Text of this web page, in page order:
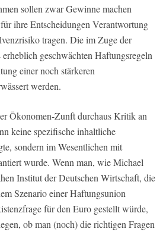
sollen zwar Gewinne machen
ihre Entscheidungen Verantwortung
tragen. Die im Zuge der
geschwächten Haftungsregeln
einer noch stärkeren
werden.
Ökonomen-Zunft durchaus Kritik an
keine spezifische inhaltliche
sondern im Wesentlichen mit
wurde. Wenn man, wie Michael
Institut der Deutschen Wirtschaft, die
Szenario einer Haftungsunion
für den Euro gestellt würde,
ob man (noch) die richtigen Fragen